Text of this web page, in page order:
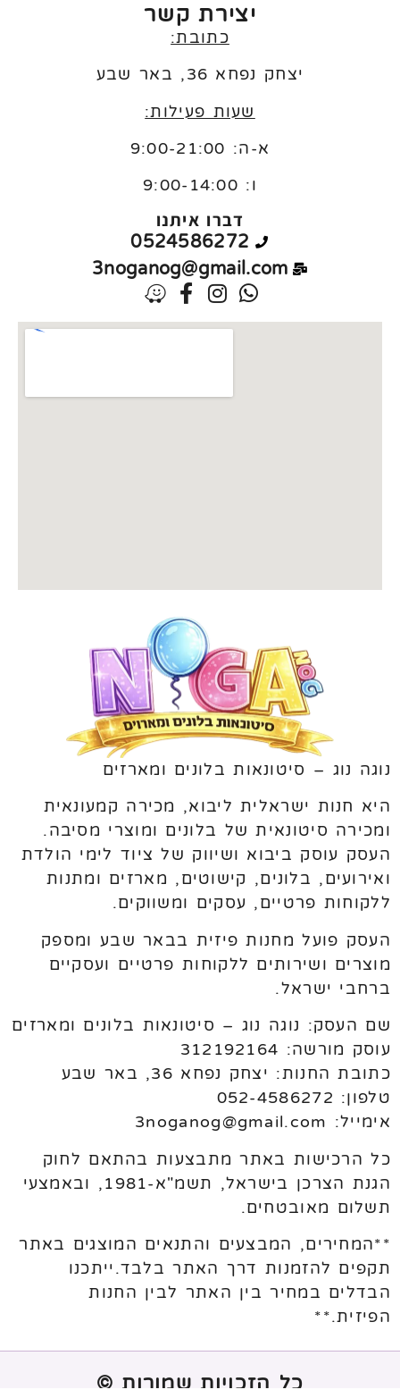
יצירת קשר
כתובת:
יצחק נפחא 36, באר שבע
שעות פעילות:
א-ה: 9:00-21:00
ו: 9:00-14:00
דברו איתנו
0524586272
3noganog@gmail.com
נוגה נוג – סיטונאות בלונים ומארזים
היא חנות ישראלית ליבוא, מכירה קמעונאית
ומכירה סיטונאית של בלונים ומוצרי מסיבה.
העסק עוסק ביבוא ושיווק של ציוד לימי הולדת
ואירועים, בלונים, קישוטים, מארזים ומתנות
ללקוחות פרטיים, עסקים ומשווקים.
העסק פועל מחנות פיזית בבאר שבע ומספק
מוצרים ושירותים ללקוחות פרטיים ועסקיים
ברחבי ישראל.
שם העסק: נוגה נוג – סיטונאות בלונים ומארזים
עוסק מורשה: 312192164
כתובת החנות: יצחק נפחא 36, באר שבע
טלפון: 052-4586272
אימייל: 3noganog@gmail.com
כל הרכישות באתר מתבצעות בהתאם לחוק
הגנת הצרכן בישראל, תשמ"א-1981, ובאמצעי
תשלום מאובטחים.
**המחירים, המבצעים והתנאים המוצגים באתר
תקפים להזמנות דרך האתר בלבד.ייתכנו
הבדלים במחיר בין האתר לבין החנות
הפיזית.**
כל הזכויות שמורות ©